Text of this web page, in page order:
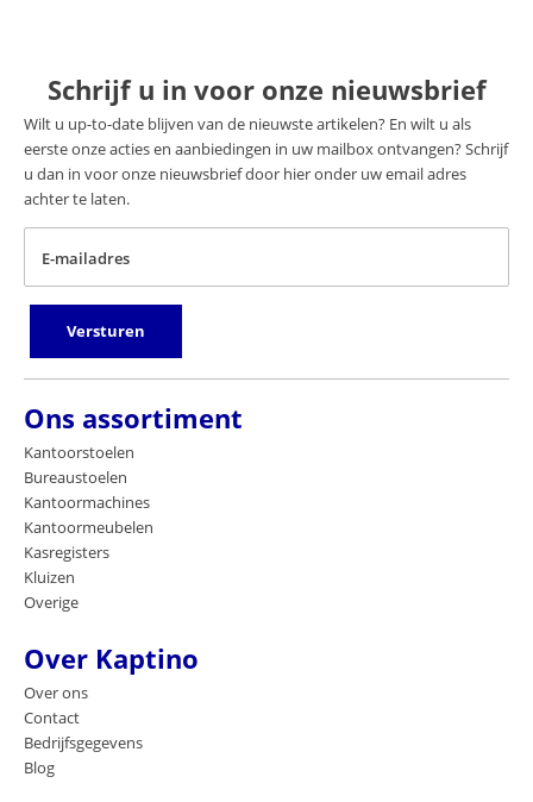
Schrijf u in voor onze nieuwsbrief
Wilt u up-to-date blijven van de nieuwste artikelen? En wilt u als
eerste onze acties en aanbiedingen in uw mailbox ontvangen? Schrijf
u dan in voor onze nieuwsbrief door hier onder uw email adres
achter te laten.
E-mailadres
Versturen
Ons assortiment
Kantoorstoelen
Bureaustoelen
Kantoormachines
Kantoormeubelen
Kasregisters
Kluizen
Overige
Over Kaptino
Over ons
Contact
Bedrijfsgegevens
Blog